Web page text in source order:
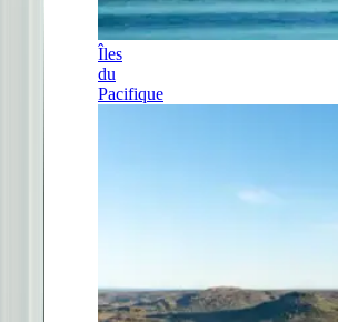
Îles
du
Pacifique